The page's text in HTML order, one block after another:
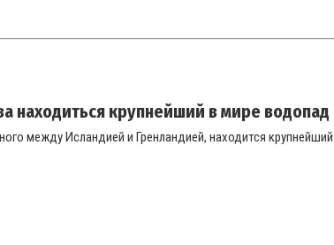
находиться крупнейший в мире водопад
между Исландией и Гренландией, находится